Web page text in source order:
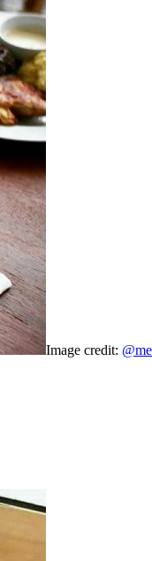
Image credit: